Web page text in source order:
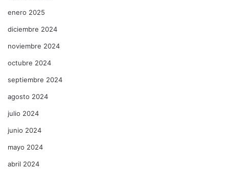
enero 2025
diciembre 2024
noviembre 2024
octubre 2024
septiembre 2024
agosto 2024
julio 2024
junio 2024
mayo 2024
abril 2024